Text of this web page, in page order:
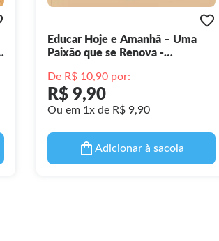
Educar Hoje e Amanhã – Uma
Paixão que se Renova -
De R$ 10,90 por:
R$ 9,90
Ou em 1x de R$ 9,90
Adicionar à sacola